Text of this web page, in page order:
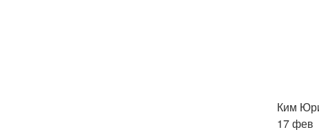
Ким
17 фев